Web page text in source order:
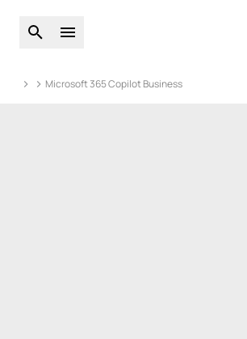
Atveriet globālo meklēšanu
Atveriet galveno izvēlni
Microsoft 365 Copilot Business